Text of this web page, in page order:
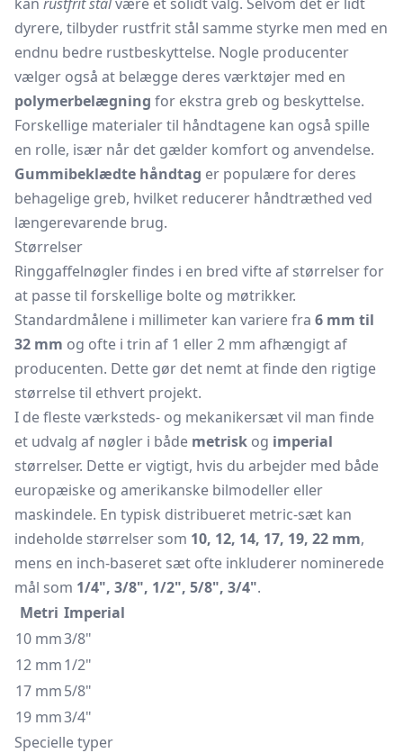
dyrere, tilbyder rustfrit stål samme styrke men med en
endnu bedre rustbeskyttelse. Nogle producenter
vælger også at belægge deres værktøjer med en
polymerbelægning for ekstra greb og beskyttelse.
Forskellige materialer til håndtagene kan også spille
en rolle, især når det gælder komfort og anvendelse.
Gummibeklædte håndtag er populære for deres
behagelige greb, hvilket reducerer håndtræthed ved
længerevarende brug.
Størrelser
Ringgaffelnøgler findes i en bred vifte af størrelser for
at passe til forskellige bolte og møtrikker.
Standardmålene i millimeter kan variere fra 6 mm til
32 mm og ofte i trin af 1 eller 2 mm afhængigt af
producenten. Dette gør det nemt at finde den rigtige
størrelse til ethvert projekt.
I de fleste værksteds- og mekanikersæt vil man finde
et udvalg af nøgler i både metrisk og imperial
størrelser. Dette er vigtigt, hvis du arbejder med både
europæiske og amerikanske bilmodeller eller
maskindele. En typisk distribueret metric-sæt kan
indeholde størrelser som 10, 12, 14, 17, 19, 22 mm,
mens en inch-baseret sæt ofte inkluderer nominerede
mål som 1/4", 3/8", 1/2", 5/8", 3/4".
Metri Imperial
10 mm3/8"
12 mm1/2"
17 mm5/8"
19 mm3/4"
Specielle typer